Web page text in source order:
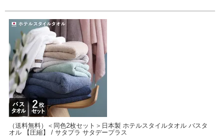
（送料無料）＜同色2枚セット＞日本製 ホテルスタイルタオル バスタ
オル 【圧縮】 / サタプラ サタデープラス